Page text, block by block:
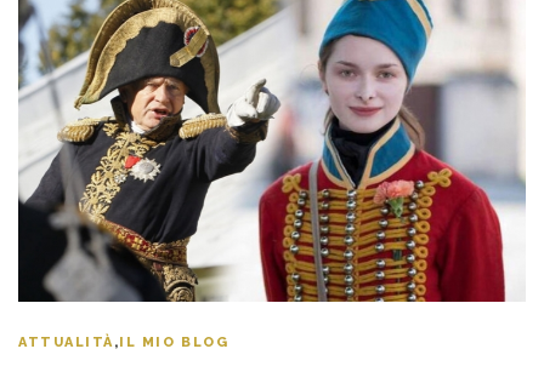
ATTUALITÀ, IL MIO BLOG